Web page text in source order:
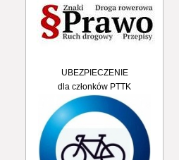
UBEZPIECZENIE
dla członków PTTK